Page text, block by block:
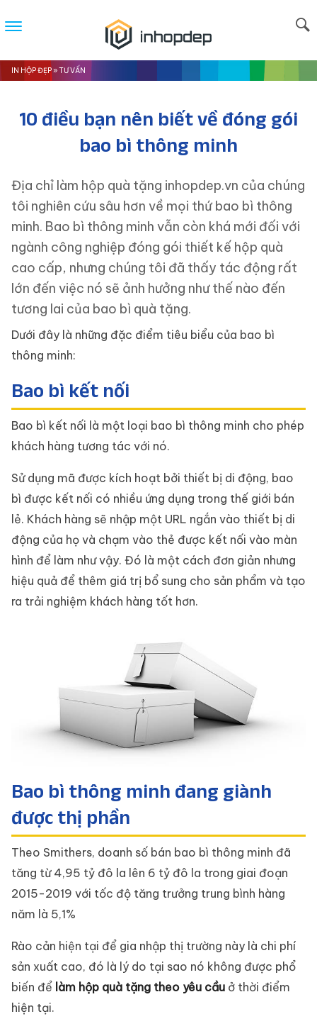
IN HỘP ĐẸP»TƯ VẤN
10 điều bạn nên biết về đóng gói
bao bì thông minh
Địa chỉ làm hộp quà tặng inhopdep.vn của chúng
tôi nghiên cứu sâu hơn về mọi thứ bao bì thông
minh. Bao bì thông minh vẫn còn khá mới đối với
ngành công nghiệp đóng gói thiết kế hộp quà
cao cấp, nhưng chúng tôi đã thấy tác động rất
lớn đến việc nó sẽ ảnh hưởng như thế nào đến
tương lai của bao bì quà tặng.
Dưới đây là những đặc điểm tiêu biểu của bao bì
thông minh:
Bao bì kết nối
Bao bì kết nối là một loại bao bì thông minh cho phép
khách hàng tương tác với nó.
Sử dụng mã được kích hoạt bởi thiết bị di động, bao
bì được kết nối có nhiều ứng dụng trong thế giới bán
lẻ. Khách hàng sẽ nhập một URL ngắn vào thiết bị di
động của họ và chạm vào thẻ được kết nối vào màn
hình để làm như vậy. Đó là một cách đơn giản nhưng
hiệu quả để thêm giá trị bổ sung cho sản phẩm và tạo
ra trải nghiệm khách hàng tốt hơn.
Bao bì thông minh đang giành
được thị phần
Theo Smithers, doanh số bán bao bì thông minh đã
tăng từ 4,95 tỷ đô la lên 6 tỷ đô la trong giai đoạn
2015-2019 với tốc độ tăng trưởng trung bình hàng
năm là 5,1%
Rào cản hiện tại để gia nhập thị trường này là chi phí
sản xuất cao, đó là lý do tại sao nó không được phổ
biến để làm hộp quà tặng theo yêu cầu ở thời điểm
hiện tại.